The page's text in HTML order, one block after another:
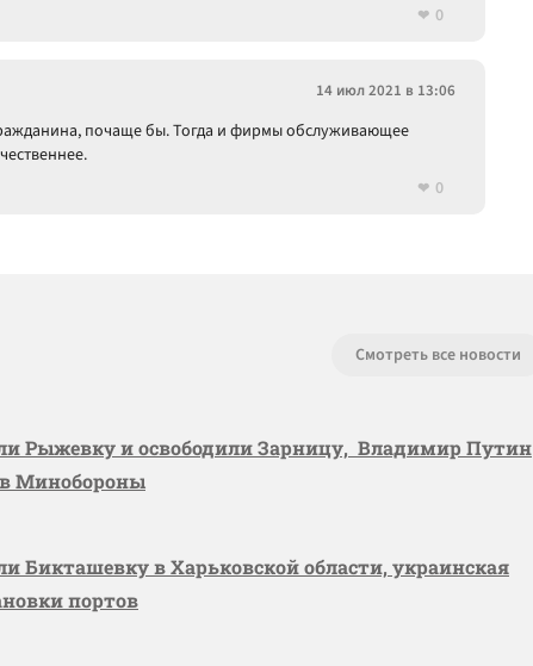
0
14 июл 2021 в 13:06
почаще бы. Тогда и фирмы обслуживающее
0
Смотреть все новости
Рыжевку и освободили Зарницу, Владимир Путин
Минобороны
Бикташевку в Харьковской области, украинская
портов